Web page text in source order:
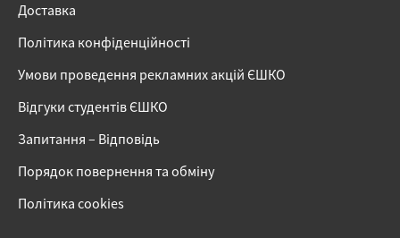
Доставка
Політика конфіденційності
Умови проведення рекламних акцій ЄШКО
Відгуки студентів ЄШКО
Запитання – Відповідь
Порядок повернення та обміну
Політика cookies